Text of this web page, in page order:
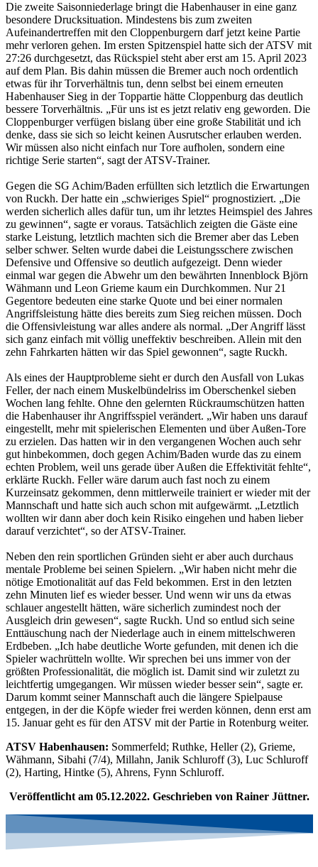
Die zweite Saisonniederlage bringt die Habenhauser in eine ganz
besondere Drucksituation. Mindestens bis zum zweiten
Aufeinandertreffen mit den Cloppenburgern darf jetzt keine Partie
mehr verloren gehen. Im ersten Spitzenspiel hatte sich der ATSV mit
27:26 durchgesetzt, das Rückspiel steht aber erst am 15. April 2023
auf dem Plan. Bis dahin müssen die Bremer auch noch ordentlich
etwas für ihr Torverhältnis tun, denn selbst bei einem erneuten
Habenhauser Sieg in der Toppartie hätte Cloppenburg das deutlich
bessere Torverhältnis. „Für uns ist es jetzt relativ eng geworden. Die
Cloppenburger verfügen bislang über eine große Stabilität und ich
denke, dass sie sich so leicht keinen Ausrutscher erlauben werden.
Wir müssen also nicht einfach nur Tore aufholen, sondern eine
richtige Serie starten“, sagt der ATSV-Trainer.
Gegen die SG Achim/Baden erfüllten sich letztlich die Erwartungen
von Ruckh. Der hatte ein „schwieriges Spiel“ prognostiziert. „Die
werden sicherlich alles dafür tun, um ihr letztes Heimspiel des Jahres
zu gewinnen“, sagte er voraus. Tatsächlich zeigten die Gäste eine
starke Leistung, letztlich machten sich die Bremer aber das Leben
selber schwer. Selten wurde dabei die Leistungsschere zwischen
Defensive und Offensive so deutlich aufgezeigt. Denn wieder
einmal war gegen die Abwehr um den bewährten Innenblock Björn
Wähmann und Leon Grieme kaum ein Durchkommen. Nur 21
Gegentore bedeuten eine starke Quote und bei einer normalen
Angriffsleistung hätte dies bereits zum Sieg reichen müssen. Doch
die Offensivleistung war alles andere als normal. „Der Angriff lässt
sich ganz einfach mit völlig uneffektiv beschreiben. Allein mit den
zehn Fahrkarten hätten wir das Spiel gewonnen“, sagte Ruckh.
Als eines der Hauptprobleme sieht er durch den Ausfall von Lukas
Feller, der nach einem Muskelbündelriss im Oberschenkel sieben
Wochen lang fehlte. Ohne den gelernten Rückraumschützen hatten
die Habenhauser ihr Angriffsspiel verändert. „Wir haben uns darauf
eingestellt, mehr mit spielerischen Elementen und über Außen-Tore
zu erzielen. Das hatten wir in den vergangenen Wochen auch sehr
gut hinbekommen, doch gegen Achim/Baden wurde das zu einem
echten Problem, weil uns gerade über Außen die Effektivität fehlte“,
erklärte Ruckh. Feller wäre darum auch fast noch zu einem
Kurzeinsatz gekommen, denn mittlerweile trainiert er wieder mit der
Mannschaft und hatte sich auch schon mit aufgewärmt. „Letztlich
wollten wir dann aber doch kein Risiko eingehen und haben lieber
darauf verzichtet“, so der ATSV-Trainer.
Neben den rein sportlichen Gründen sieht er aber auch durchaus
mentale Probleme bei seinen Spielern. „Wir haben nicht mehr die
nötige Emotionalität auf das Feld bekommen. Erst in den letzten
zehn Minuten lief es wieder besser. Und wenn wir uns da etwas
schlauer angestellt hätten, wäre sicherlich zumindest noch der
Ausgleich drin gewesen“, sagte Ruckh. Und so entlud sich seine
Enttäuschung nach der Niederlage auch in einem mittelschweren
Erdbeben. „Ich habe deutliche Worte gefunden, mit denen ich die
Spieler wachrütteln wollte. Wir sprechen bei uns immer von der
größten Professionalität, die möglich ist. Damit sind wir zuletzt zu
leichtfertig umgegangen. Wir müssen wieder besser sein“, sagte er.
Darum kommt seiner Mannschaft auch die längere Spielpause
entgegen, in der die Köpfe wieder frei werden können, denn erst am
15. Januar geht es für den ATSV mit der Partie in Rotenburg weiter.
ATSV Habenhausen: Sommerfeld; Ruthke, Heller (2), Grieme,
Wähmann, Sibahi (7/4), Millahn, Janik Schluroff (3), Luc Schluroff
(2), Harting, Hintke (5), Ahrens, Fynn Schluroff.
Veröffentlicht am 05.12.2022. Geschrieben von Rainer Jüttner.